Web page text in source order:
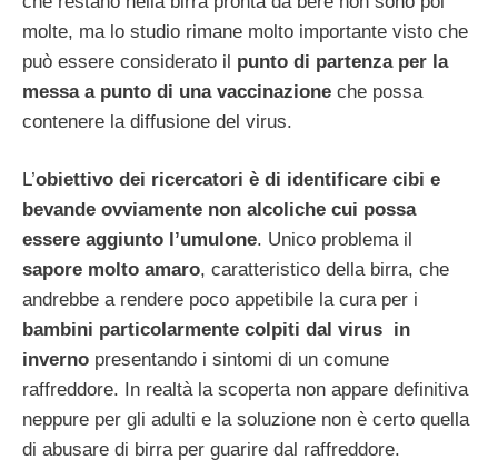
molte, ma lo studio rimane molto importante visto che
può essere considerato il punto di partenza per la
messa a punto di una vaccinazione che possa
contenere la diffusione del virus.
L’obiettivo dei ricercatori è di identificare cibi e
bevande ovviamente non alcoliche cui possa
essere aggiunto l’umulone. Unico problema il
sapore molto amaro, caratteristico della birra, che
andrebbe a rendere poco appetibile la cura per i
bambini particolarmente colpiti dal virus in
inverno presentando i sintomi di un comune
raffreddore. In realtà la scoperta non appare definitiva
neppure per gli adulti e la soluzione non è certo quella
di abusare di birra per guarire dal raffreddore.